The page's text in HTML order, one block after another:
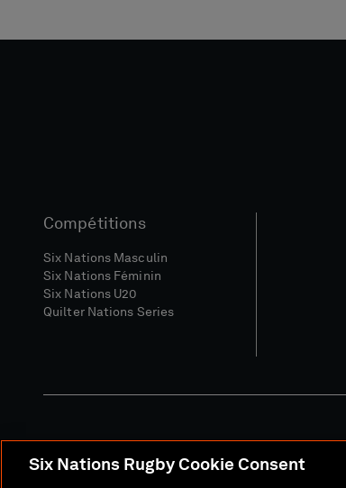
Compétitions
Six Nations Masculin
Six Nations Féminin
Six Nations U20
Quilter Nations Series
Six Nations Rugby Cookie Consent